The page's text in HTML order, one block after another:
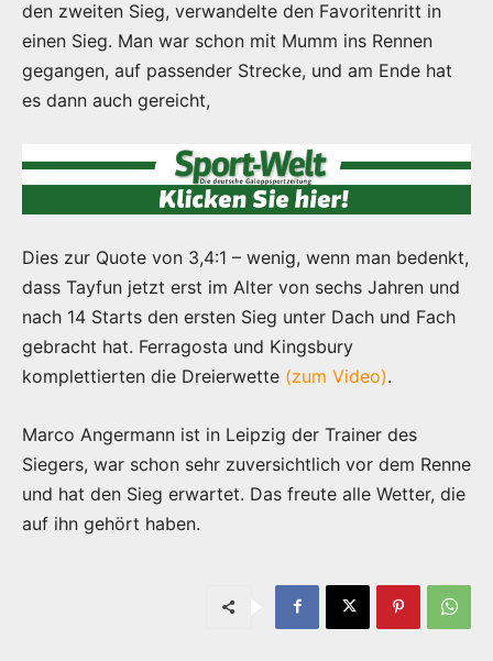
den zweiten Sieg, verwandelte den Favoritenritt in
einen Sieg. Man war schon mit Mumm ins Rennen
gegangen, auf passender Strecke, und am Ende hat
es dann auch gereicht,
Dies zur Quote von 3,4:1 – wenig, wenn man bedenkt,
dass Tayfun jetzt erst im Alter von sechs Jahren und
nach 14 Starts den ersten Sieg unter Dach und Fach
gebracht hat. Ferragosta und Kingsbury
komplettierten die Dreierwette (zum Video).
Marco Angermann ist in Leipzig der Trainer des
Siegers, war schon sehr zuversichtlich vor dem Renne
und hat den Sieg erwartet. Das freute alle Wetter, die
auf ihn gehört haben.